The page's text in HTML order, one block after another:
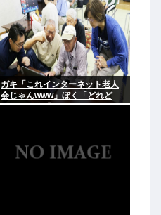
ガキ「これインターネット老人
会じゃんwww」ぼく「どれど
れ…」ガキ「ニコニコ！らきす